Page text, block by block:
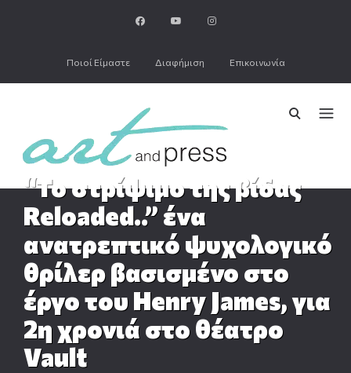
Ποιοί Είμαστε Διαφήμιση Επικοινωνία
“Το στρίψιμο της βίδας
Reloaded..” ένα
ανατρεπτικό ψυχολογικό
θρίλερ βασισμένο στο
έργο του Henry James, για
2η χρονιά στο θέατρο
Vault